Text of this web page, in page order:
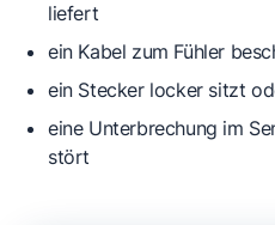
liefert
ein Kabel zum Fühler
ein Steckerlocker sitzt
eine Unterbrechung im
stört